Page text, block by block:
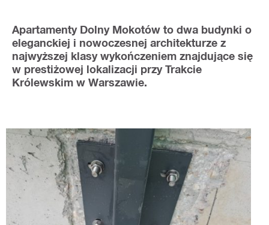
Apartamenty Dolny Mokotów to dwa budynki o
eleganckiej i nowoczesnej architekturze z
najwyższej klasy wykończeniem znajdujące się
w prestiżowej lokalizacji przy Trakcie
Królewskim w Warszawie.